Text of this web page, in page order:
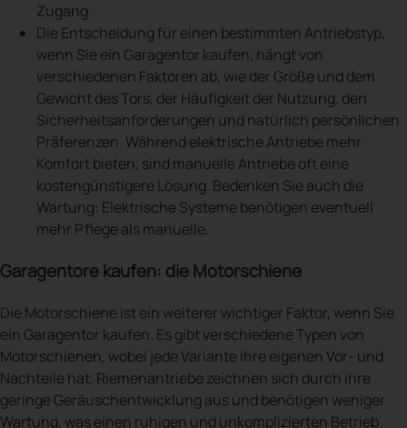
Zugang.
Die Entscheidung für einen bestimmten Antriebstyp,
wenn Sie ein Garagentor kaufen, hängt von
verschiedenen Faktoren ab, wie der Größe und dem
Gewicht des Tors, der Häufigkeit der Nutzung, den
Sicherheitsanforderungen und natürlich persönlichen
Präferenzen. Während elektrische Antriebe mehr
Komfort bieten, sind manuelle Antriebe oft eine
kostengünstigere Lösung. Bedenken Sie auch die
Wartung: Elektrische Systeme benötigen eventuell
mehr Pflege als manuelle.
Garagentore kaufen: die Motorschiene
Die Motorschiene ist ein weiterer wichtiger Faktor, wenn Sie
ein Garagentor kaufen. Es gibt verschiedene Typen von
Motorschienen, wobei jede Variante ihre eigenen Vor- und
Nachteile hat. Riemenantriebe zeichnen sich durch ihre
geringe Geräuschentwicklung aus und benötigen weniger
Wartung, was einen ruhigen und unkomplizierten Betrieb